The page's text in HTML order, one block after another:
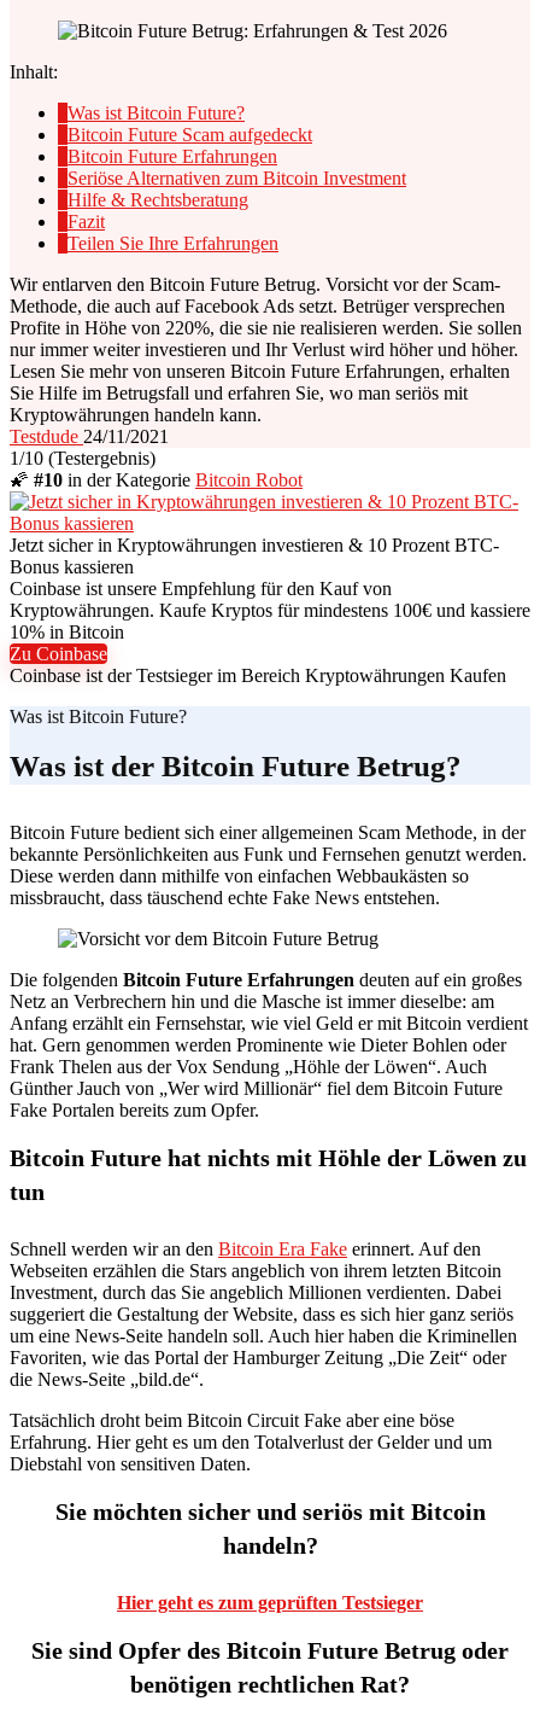
Inhalt:
Was ist Bitcoin Future?
Bitcoin Future Scam aufgedeckt
Bitcoin Future Erfahrungen
Seriöse Alternativen zum Bitcoin Investment
Hilfe & Rechtsberatung
Fazit
Teilen Sie Ihre Erfahrungen
Wir entlarven den Bitcoin Future Betrug. Vorsicht vor der Scam-
Methode, die auch auf Facebook Ads setzt. Betrüger versprechen
Profite in Höhe von 220%, die sie nie realisieren werden. Sie sollen
nur immer weiter investieren und Ihr Verlust wird höher und höher.
Lesen Sie mehr von unseren Bitcoin Future Erfahrungen, erhalten
Sie Hilfe im Betrugsfall und erfahren Sie, wo man seriös mit
Kryptowährungen handeln kann.
Testdude 24/11/2021
1/10 (Testergebnis)
🌠 #10 in der Kategorie Bitcoin Robot
Jetzt sicher in Kryptowährungen investieren & 10 Prozent BTC-
Bonus kassieren
Coinbase ist unsere Empfehlung für den Kauf von
Kryptowährungen. Kaufe Kryptos für mindestens 100€ und kassiere
10% in Bitcoin
Zu Coinbase
Coinbase ist der Testsieger im Bereich Kryptowährungen Kaufen
Was ist Bitcoin Future?
Was ist der Bitcoin Future Betrug?
Bitcoin Future bedient sich einer allgemeinen Scam Methode, in der
bekannte Persönlichkeiten aus Funk und Fernsehen genutzt werden.
Diese werden dann mithilfe von einfachen Webbaukästen so
missbraucht, dass täuschend echte Fake News entstehen.
Die folgenden Bitcoin Future Erfahrungen deuten auf ein großes
Netz an Verbrechern hin und die Masche ist immer dieselbe: am
Anfang erzählt ein Fernsehstar, wie viel Geld er mit Bitcoin verdient
hat. Gern genommen werden Prominente wie Dieter Bohlen oder
Frank Thelen aus der Vox Sendung „Höhle der Löwen“. Auch
Günther Jauch von „Wer wird Millionär“ fiel dem Bitcoin Future
Fake Portalen bereits zum Opfer.
Bitcoin Future hat nichts mit Höhle der Löwen zu
tun
Schnell werden wir an den Bitcoin Era Fake erinnert. Auf den
Webseiten erzählen die Stars angeblich von ihrem letzten Bitcoin
Investment, durch das Sie angeblich Millionen verdienten. Dabei
suggeriert die Gestaltung der Website, dass es sich hier ganz seriös
um eine News-Seite handeln soll. Auch hier haben die Kriminellen
Favoriten, wie das Portal der Hamburger Zeitung „Die Zeit“ oder
die News-Seite „bild.de“.
Tatsächlich droht beim Bitcoin Circuit Fake aber eine böse
Erfahrung. Hier geht es um den Totalverlust der Gelder und um
Diebstahl von sensitiven Daten.
Sie möchten sicher und seriös mit Bitcoin
handeln?
Hier geht es zum geprüften Testsieger
Sie sind Opfer des Bitcoin Future Betrug oder
benötigen rechtlichen Rat?